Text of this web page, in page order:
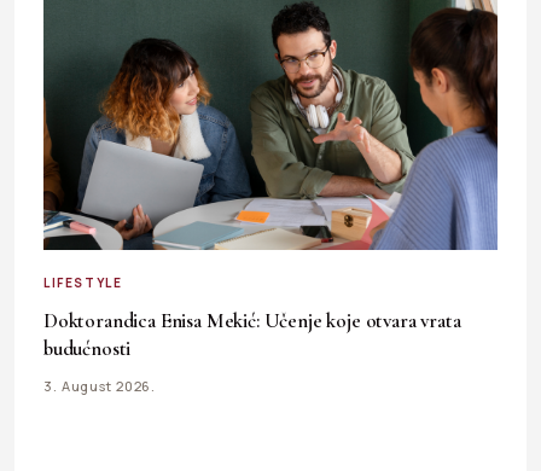
LIFESTYLE
Doktorandica Enisa Mekić: Učenje koje otvara vrata
budućnosti
3. August 2026.